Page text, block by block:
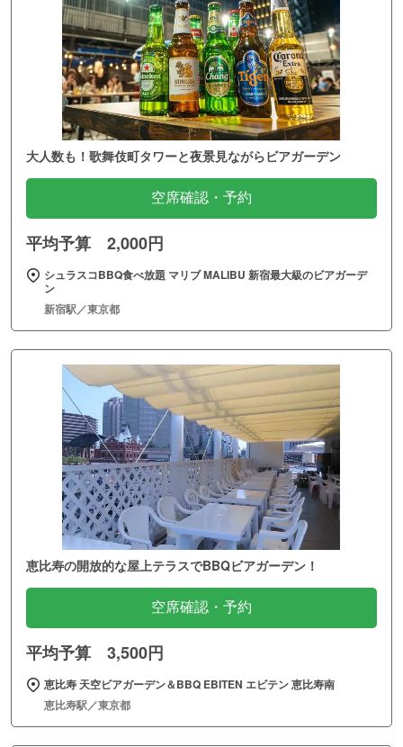
大人数も！歌舞伎町タワーと夜景見ながらビアガーデン
空席確認・予約
平均予算 2,000円
シュラスコBBQ食べ放題 マリブ MALIBU 新宿最大級のビアガーデ
ン
新宿駅／東京都
恵比寿の開放的な屋上テラスでBBQビアガーデン！
空席確認・予約
平均予算 3,500円
恵比寿 天空ビアガーデン＆BBQ EBITEN エビテン 恵比寿南
恵比寿駅／東京都